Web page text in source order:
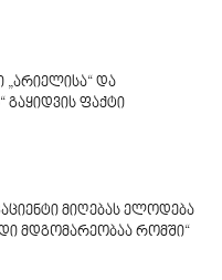
„არიელისა“ და
გაყიდვის ფაქტი
პაციენტი მიღებას ელოდება
მდგომარეობაა რომში“